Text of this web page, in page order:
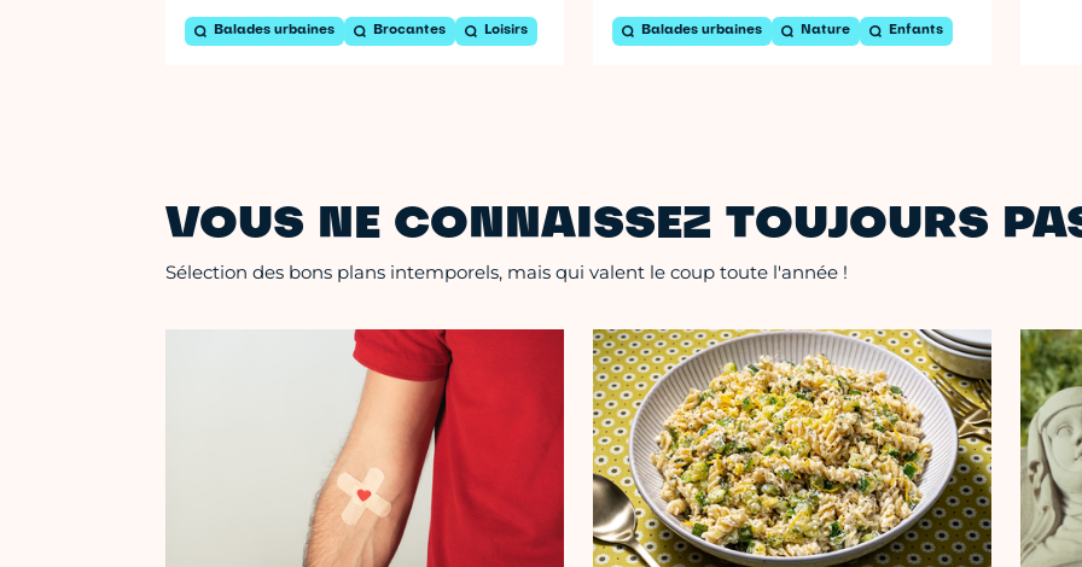
Balades urbaines Brocantes Loisirs Balades urbaines Nature Enfants
VOUS NE CONNAISSEZ TOUJOURS
Sélection des bons plans intemporels, mais qui valent le coup toute l'année !